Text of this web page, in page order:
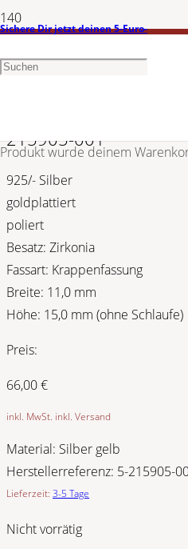
Sichere Dir jetzt deinen 5-Euro-
Gutschein
Produktwurde deinem
215905-001
925/- Silber
goldplattiert
poliert
Besatz: Zirkonia
Fassart: Krappenfassung
Breite: 11,0 mm
Höhe: 15,0 mm (ohne Schlaufe)
Preis:
66,00€
inkl. MwSt. inkl. Versand
Material: Silber gelb
Herstellerreferenz: 5-215905-
Lieferzeit: 3-5 Tage
Nicht vorrätig